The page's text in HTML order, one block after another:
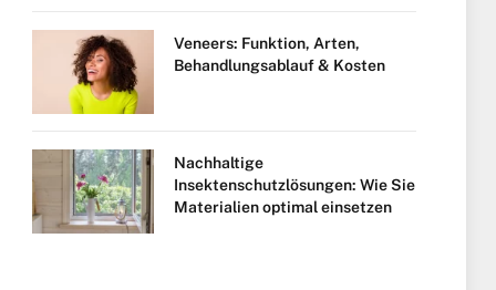
Veneers: Funktion, Arten,
Behandlungsablauf & Kosten
Nachhaltige
Insektenschutzlösungen: Wie Sie
Materialien optimal einsetzen